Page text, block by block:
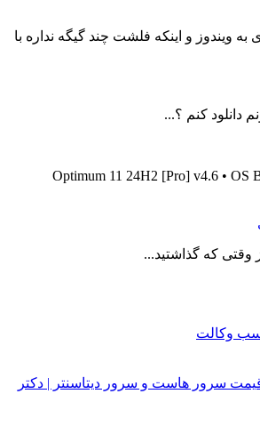
به ویندوز و اینکه فلشت چند گیگه نداره با
دانلود کنم ؟...
Optimum 11 24H2 [Pro] v4.6 • OS
وقتی که گذاشتید...
وکالت
سرور هاست و سرور دیتاسنتر | دکتر